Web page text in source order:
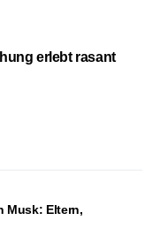
erlebt rasant
Musk: Eltern,